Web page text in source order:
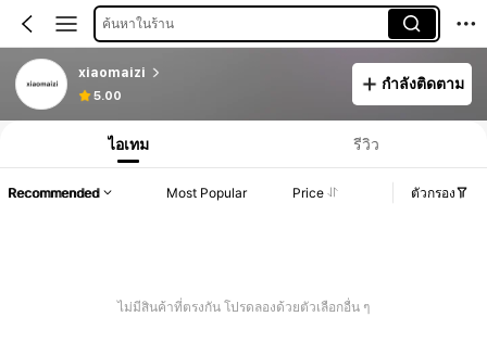
ค้นหาในร้าน
xiaomaizi
5.00
กำลังติดตาม
ไอเทม รีวิว
Recommended Most Popular Price ตัวกรอง
ไม่มีสินค้าที่ตรงกัน โปรดลองด้วยตัวเลือกอื่น ๆ